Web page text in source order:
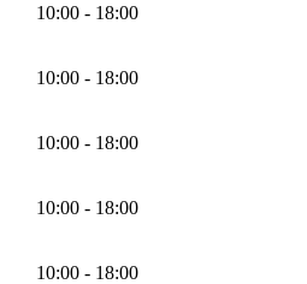
10:00 - 18:00
10:00 - 18:00
10:00 - 18:00
10:00 - 18:00
10:00 - 18:00